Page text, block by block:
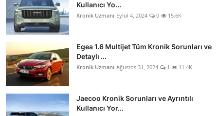
Kullanıcı Yo...
Kronik Uzmanı Eylül 4, 2024 0 15.6K
Egea 1.6 Multijet Tüm Kronik Sorunları ve
Detaylı ...
Kronik Uzmanı Ağustos 31, 2024 1 11.4K
Jaecoo Kronik Sorunları ve Ayrıntılı
Kullanıcı Yor...